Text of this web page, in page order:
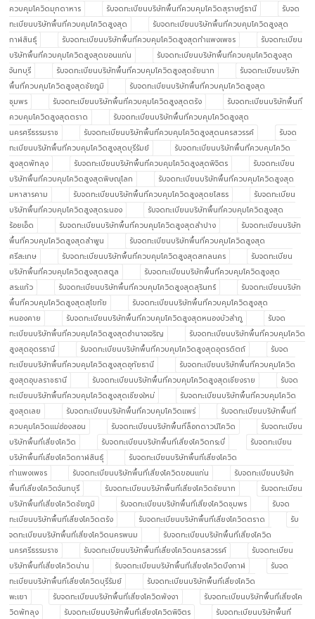
ควบคุมโควิดมุกดาหาร
รับจดทะเบียนบริษัทพื้นที่ควบคุมโควิดสุราษฎ์ธานี
รับจด
ทะเบียนบริษัทพื้นที่ควบคุมโควิดสูงสุด
รับจดทะเบียนบริษัทพื้นที่ควบคุมโควิดสูงสุด
กาฬสินธุ์
รับจดทะเบียนบริษัทพื้นที่ควบคุมโควิดสูงสุดกำแพงเพชร
รับจดทะเบียน
บริษัทพื้นที่ควบคุมโควิดสูงสุดขอนแก่น
รับจดทะเบียนบริษัทพื้นที่ควบคุมโควิดสูงสุด
จันทบุรี
รับจดทะเบียนบริษัทพื้นที่ควบคุมโควิดสูงสุดชัยนาท
รับจดทะเบียนบริษัท
พื้นที่ควบคุมโควิดสูงสุดชัยภูมิ
รับจดทะเบียนบริษัทพื้นที่ควบคุมโควิดสูงสุด
ชุมพร
รับจดทะเบียนบริษัทพื้นที่ควบคุมโควิดสูงสุดตรัง
รับจดทะเบียนบริษัทพื้นที่
ควบคุมโควิดสูงสุดตราด
รับจดทะเบียนบริษัทพื้นที่ควบคุมโควิดสูงสุด
นครศรีธรรมราช
รับจดทะเบียนบริษัทพื้นที่ควบคุมโควิดสูงสุดนครสวรรค์
รับจด
ทะเบียนบริษัทพื้นที่ควบคุมโควิดสูงสุดบุรีรัมย์
รับจดทะเบียนบริษัทพื้นที่ควบคุมโควิด
สูงสุดพัทลุง
รับจดทะเบียนบริษัทพื้นที่ควบคุมโควิดสูงสุดพิจิตร
รับจดทะเบียน
บริษัทพื้นที่ควบคุมโควิดสูงสุดพิษณุโลก
รับจดทะเบียนบริษัทพื้นที่ควบคุมโควิดสูงสุด
มหาสารคาม
รับจดทะเบียนบริษัทพื้นที่ควบคุมโควิดสูงสุดยโสธร
รับจดทะเบียน
บริษัทพื้นที่ควบคุมโควิดสูงสุดระนอง
รับจดทะเบียนบริษัทพื้นที่ควบคุมโควิดสูงสุด
ร้อยเอ็ด
รับจดทะเบียนบริษัทพื้นที่ควบคุมโควิดสูงสุดลำปาง
รับจดทะเบียนบริษัท
พื้นที่ควบคุมโควิดสูงสุดลำพูน
รับจดทะเบียนบริษัทพื้นที่ควบคุมโควิดสูงสุด
ศรีสะเกษ
รับจดทะเบียนบริษัทพื้นที่ควบคุมโควิดสูงสุดสกลนคร
รับจดทะเบียน
บริษัทพื้นที่ควบคุมโควิดสูงสุดสตูล
รับจดทะเบียนบริษัทพื้นที่ควบคุมโควิดสูงสุด
สระแก้ว
รับจดทะเบียนบริษัทพื้นที่ควบคุมโควิดสูงสุดสุรินทร์
รับจดทะเบียนบริษัท
พื้นที่ควบคุมโควิดสูงสุดสุโขทัย
รับจดทะเบียนบริษัทพื้นที่ควบคุมโควิดสูงสุด
หนองคาย
รับจดทะเบียนบริษัทพื้นที่ควบคุมโควิดสูงสุดหนองบัวลำภู
รับจด
ทะเบียนบริษัทพื้นที่ควบคุมโควิดสูงสุดอำนาจเจริญ
รับจดทะเบียนบริษัทพื้นที่ควบคุมโควิด
สูงสุดอุดรธานี
รับจดทะเบียนบริษัทพื้นที่ควบคุมโควิดสูงสุดอุตรดิตถ์
รับจด
ทะเบียนบริษัทพื้นที่ควบคุมโควิดสูงสุดอุทัยธานี
รับจดทะเบียนบริษัทพื้นที่ควบคุมโควิด
สูงสุดอุบลราชธานี
รับจดทะเบียนบริษัทพื้นที่ควบคุมโควิดสูงสุดเชียงราย
รับจด
ทะเบียนบริษัทพื้นที่ควบคุมโควิดสูงสุดเชียงใหม่
รับจดทะเบียนบริษัทพื้นที่ควบคุมโควิด
สูงสุดเลย
รับจดทะเบียนบริษัทพื้นที่ควบคุมโควิดแพร่
รับจดทะเบียนบริษัทพื้นที่
ควบคุมโควิดแม่ฮ่องสอน
รับจดทะเบียนบริษัทพื้นที่ล็อกดาวน์โควิด
รับจดทะเบียน
บริษัทพื้นที่เสี่ยงโควิด
รับจดทะเบียนบริษัทพื้นที่เสี่ยงโควิดกระบี่
รับจดทะเบียน
บริษัทพื้นที่เสี่ยงโควิดกาฬสินธุ์
รับจดทะเบียนบริษัทพื้นที่เสี่ยงโควิด
กำแพงเพชร
รับจดทะเบียนบริษัทพื้นที่เสี่ยงโควิดขอนแก่น
รับจดทะเบียนบริษัท
พื้นที่เสี่ยงโควิดจันทบุรี
รับจดทะเบียนบริษัทพื้นที่เสี่ยงโควิดชัยนาท
รับจดทะเบียน
บริษัทพื้นที่เสี่ยงโควิดชัยภูมิ
รับจดทะเบียนบริษัทพื้นที่เสี่ยงโควิดชุมพร
รับจด
ทะเบียนบริษัทพื้นที่เสี่ยงโควิดตรัง
รับจดทะเบียนบริษัทพื้นที่เสี่ยงโควิดตราด
รับ
จดทะเบียนบริษัทพื้นที่เสี่ยงโควิดนครพนม
รับจดทะเบียนบริษัทพื้นที่เสี่ยงโควิด
นครศรีธรรมราช
รับจดทะเบียนบริษัทพื้นที่เสี่ยงโควิดนครสวรรค์
รับจดทะเบียน
บริษัทพื้นที่เสี่ยงโควิดน่าน
รับจดทะเบียนบริษัทพื้นที่เสี่ยงโควิดบึงกาฬ
รับจด
ทะเบียนบริษัทพื้นที่เสี่ยงโควิดบุรีรัมย์
รับจดทะเบียนบริษัทพื้นที่เสี่ยงโควิด
พะเยา
รับจดทะเบียนบริษัทพื้นที่เสี่ยงโควิดพังงา
รับจดทะเบียนบริษัทพื้นที่เสี่ยงโค
วิดพัทลุง
รับจดทะเบียนบริษัทพื้นที่เสี่ยงโควิดพิจิตร
รับจดทะเบียนบริษัทพื้นที่